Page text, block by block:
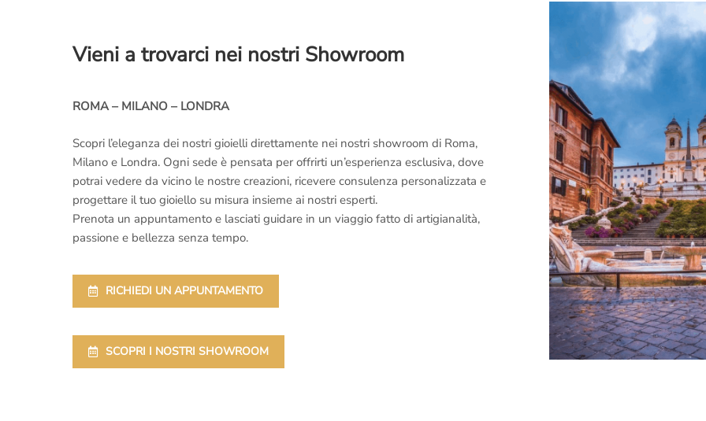
Vieni a trovarci nei nostri Showroom
ROMA – MILANO – LONDRA
Scopri l’eleganza dei nostri gioielli direttamente nei nostri showroom di Roma,
Milano e Londra. Ogni sede è pensata per offrirti un’esperienza esclusiva, dove
potrai vedere da vicino le nostre creazioni, ricevere consulenza personalizzata e
progettare il tuo gioiello su misura insieme ai nostri esperti.
Prenota un appuntamento e lasciati guidare in un viaggio fatto di artigianalità,
passione e bellezza senza tempo.
RICHIEDI UN APPUNTAMENTO
SCOPRI I NOSTRI SHOWROOM